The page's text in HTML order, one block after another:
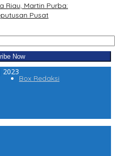
Riau, Martin Purba:
Pusat
2023
Box Redaksi